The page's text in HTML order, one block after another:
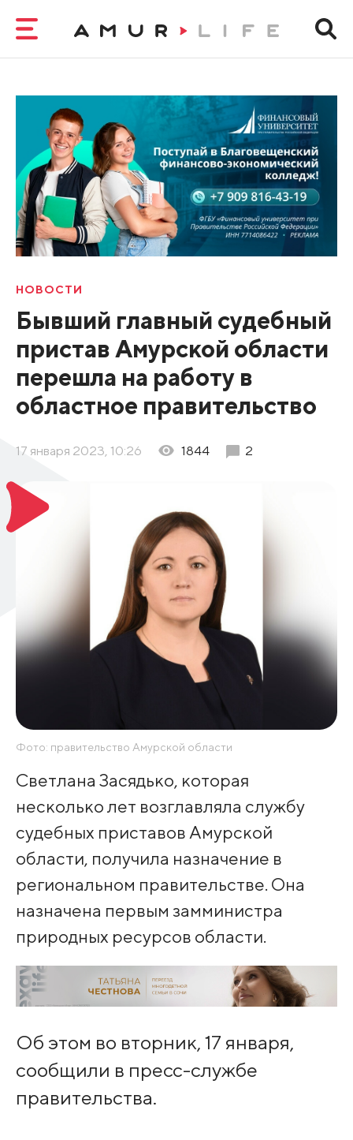
НОВОСТИ
Бывший главный судебный
пристав Амурской области
перешла на работу в
областное правительство
17 января 2023, 10:26 1844 2
Фото: правительство Амурской области
Светлана Засядько, которая
несколько лет возглавляла службу
судебных приставов Амурской
области, получила назначение в
региональном правительстве. Она
назначена первым замминистра
природных ресурсов области.
Об этом во вторник, 17 января,
сообщили в пресс-службе
правительства.